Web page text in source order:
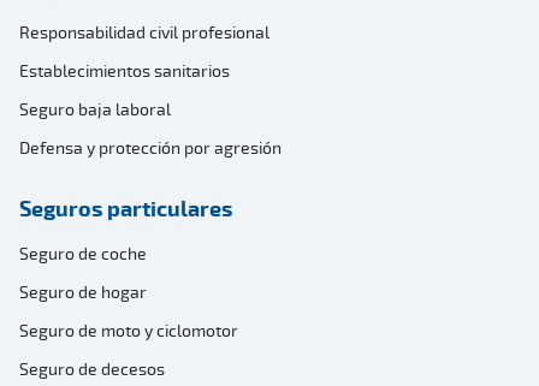
Responsabilidad civil profesional
Establecimientos sanitarios
Seguro baja laboral
Defensa y protección por agresión
Seguros particulares
Seguro de coche
Seguro de hogar
Seguro de moto y ciclomotor
Seguro de decesos